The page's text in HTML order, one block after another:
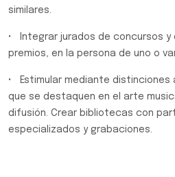
similares.
• Integrar jurados de concursos
premios, en la persona de uno o
• Estimular mediante distinciones
que se destaquen en el arte
difusión. Crear bibliotecas con
especializados y grabaciones.